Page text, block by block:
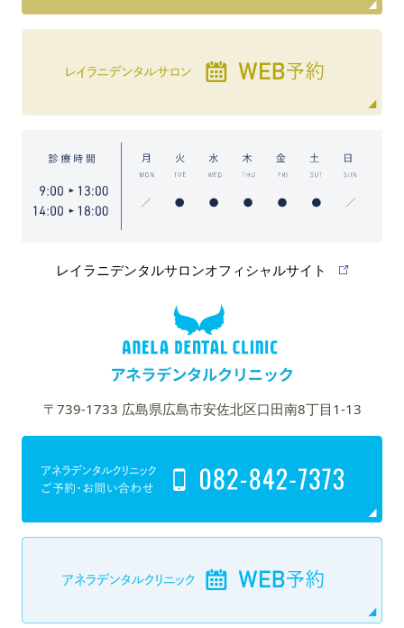
レイラニデンタルサロンオフィシャルサイト
〒739-1733 広島県広島市安佐北区口田南8丁目1-13